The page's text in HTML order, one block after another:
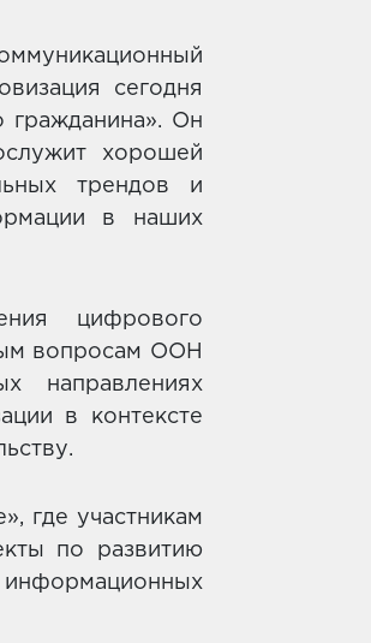
сегодня
гражданина». Он
хорошей
трендов и
в наших
цифрового
вопросам ООН
направлениях
в контексте
где участникам
по развитию